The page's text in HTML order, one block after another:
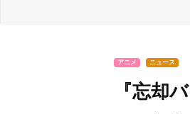
アニメ ニュース
『忘却